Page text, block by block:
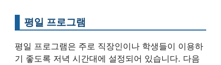
평일 프로그램
평일 프로그램은 주로 직장인이나 학생들이 이용하
기 좋도록 저녁 시간대에 설정되어 있습니다. 다음